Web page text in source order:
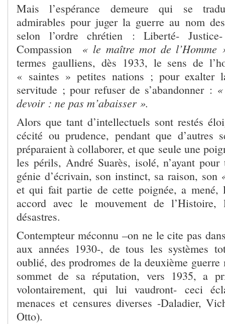
Mais l’espérance demeure qui se
admirables pour juger la guerre au nom
selon l’ordre chrétien : Liberté-
Compassion « le maître mot de l’Homme
termes gaulliens, dès 1933, le sens de
« saintes » petites nations ; pour exalter
servitude ; pour refuser de s’abandonner :
devoir : ne pas m’abaisser ».
Alors que tant d’intellectuels sont restés
cécité ou prudence, pendant que d’autres
préparaient à collaborer, et que seule une
les périls, André Suarès, isolé, n’ayant pour
génie d’écrivain, son instinct, sa raison, son
et qui fait partie de cette poignée, a mené,
accord avec le mouvement de l’Histoire,
désastres.
Contempteur méconnu –on ne le cite pas
aux années 1930-, de tous les systèmes
oublié, des prodromes de la deuxième guerre
sommet de sa réputation, vers 1935, a
volontairement, qui lui vaudront- ceci
menaces et censures diverses -Daladier,
Otto).